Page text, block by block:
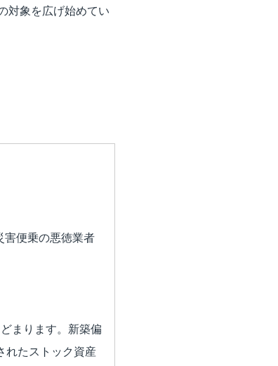
対象を広げ始めてい
害便乗の悪徳業者
まります。新築偏
れたストック資産